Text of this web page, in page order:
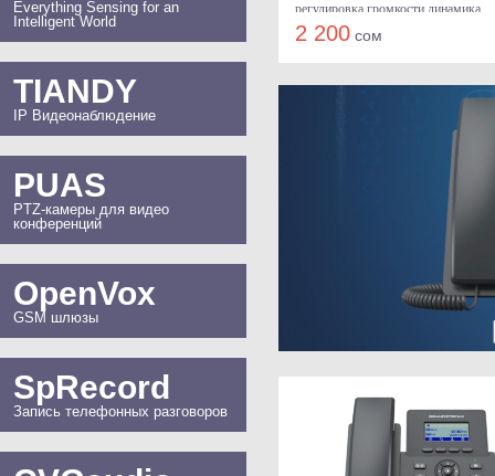
Everything Sensing for an
Intelligent World
TIANDY
IP Видеонаблюдение
PUAS
PTZ-камеры для видео
конференций
OpenVox
GSM шлюзы
SpRecord
Запись телефонных разговоров
регулировка громкости динамика
возможность установки на стене
2 200 сом